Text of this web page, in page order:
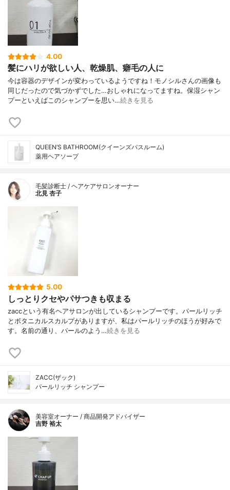
4.00
髪にハリが欲しい人、乾燥肌、癖毛の人に
今は容器のデザインが変わっているようですね！モノシルさんの画像も
同じだったので気づかずでした…おしゃれになってますね。保湿シャン
プーといえばこのシャンプーを思い…続きを見る
QUEEN’S BATHROOM(クイーンズバスルーム)
薬用ヘアソープ
毛髪診断士 / ヘアケアサロンオーナー
北見 杏子
5.00
しっとりクセやパサつきも収まる
zaccという有名ヘアサロンが出しているシャンプーです。パールリッチ
とボタニカルスカルプがありますが、私はパールリッチのほうが好みで
す。名前の通り、パールのよう…続きを見る
ZACC(ザック)
パールリッチ シャンプー
美容室オーナー / 商品開発アドバイザー
吉野 裕太